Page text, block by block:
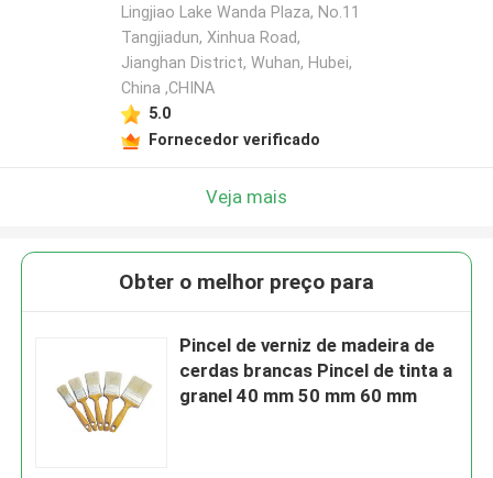
Lingjiao Lake Wanda Plaza, No.11
Tangjiadun, Xinhua Road,
Jianghan District, Wuhan, Hubei,
China ,CHINA
5.0
Fornecedor verificado
Veja mais
Obter o melhor preço para
Pincel de verniz de madeira de
cerdas brancas Pincel de tinta a
granel 40 mm 50 mm 60 mm